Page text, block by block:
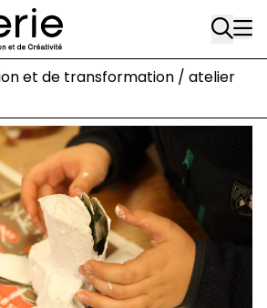
papier
et de transformation / atelier